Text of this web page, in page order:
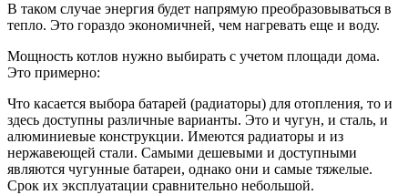
В таком случае энергия будет напрямую преобразовываться в
тепло. Это гораздо экономичней, чем нагревать еще и воду.
Мощность котлов нужно выбирать с учетом площади дома.
Это примерно:
Что касается выбора батарей (радиаторы) для отопления, то и
здесь доступны различные варианты. Это и чугун, и сталь, и
алюминиевые конструкции. Имеются радиаторы и из
нержавеющей стали. Самыми дешевыми и доступными
являются чугунные батареи, однако они и самые тяжелые.
Срок их эксплуатации сравнительно небольшой.